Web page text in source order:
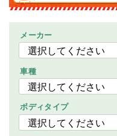
メーカー
車種
ボディタイプ